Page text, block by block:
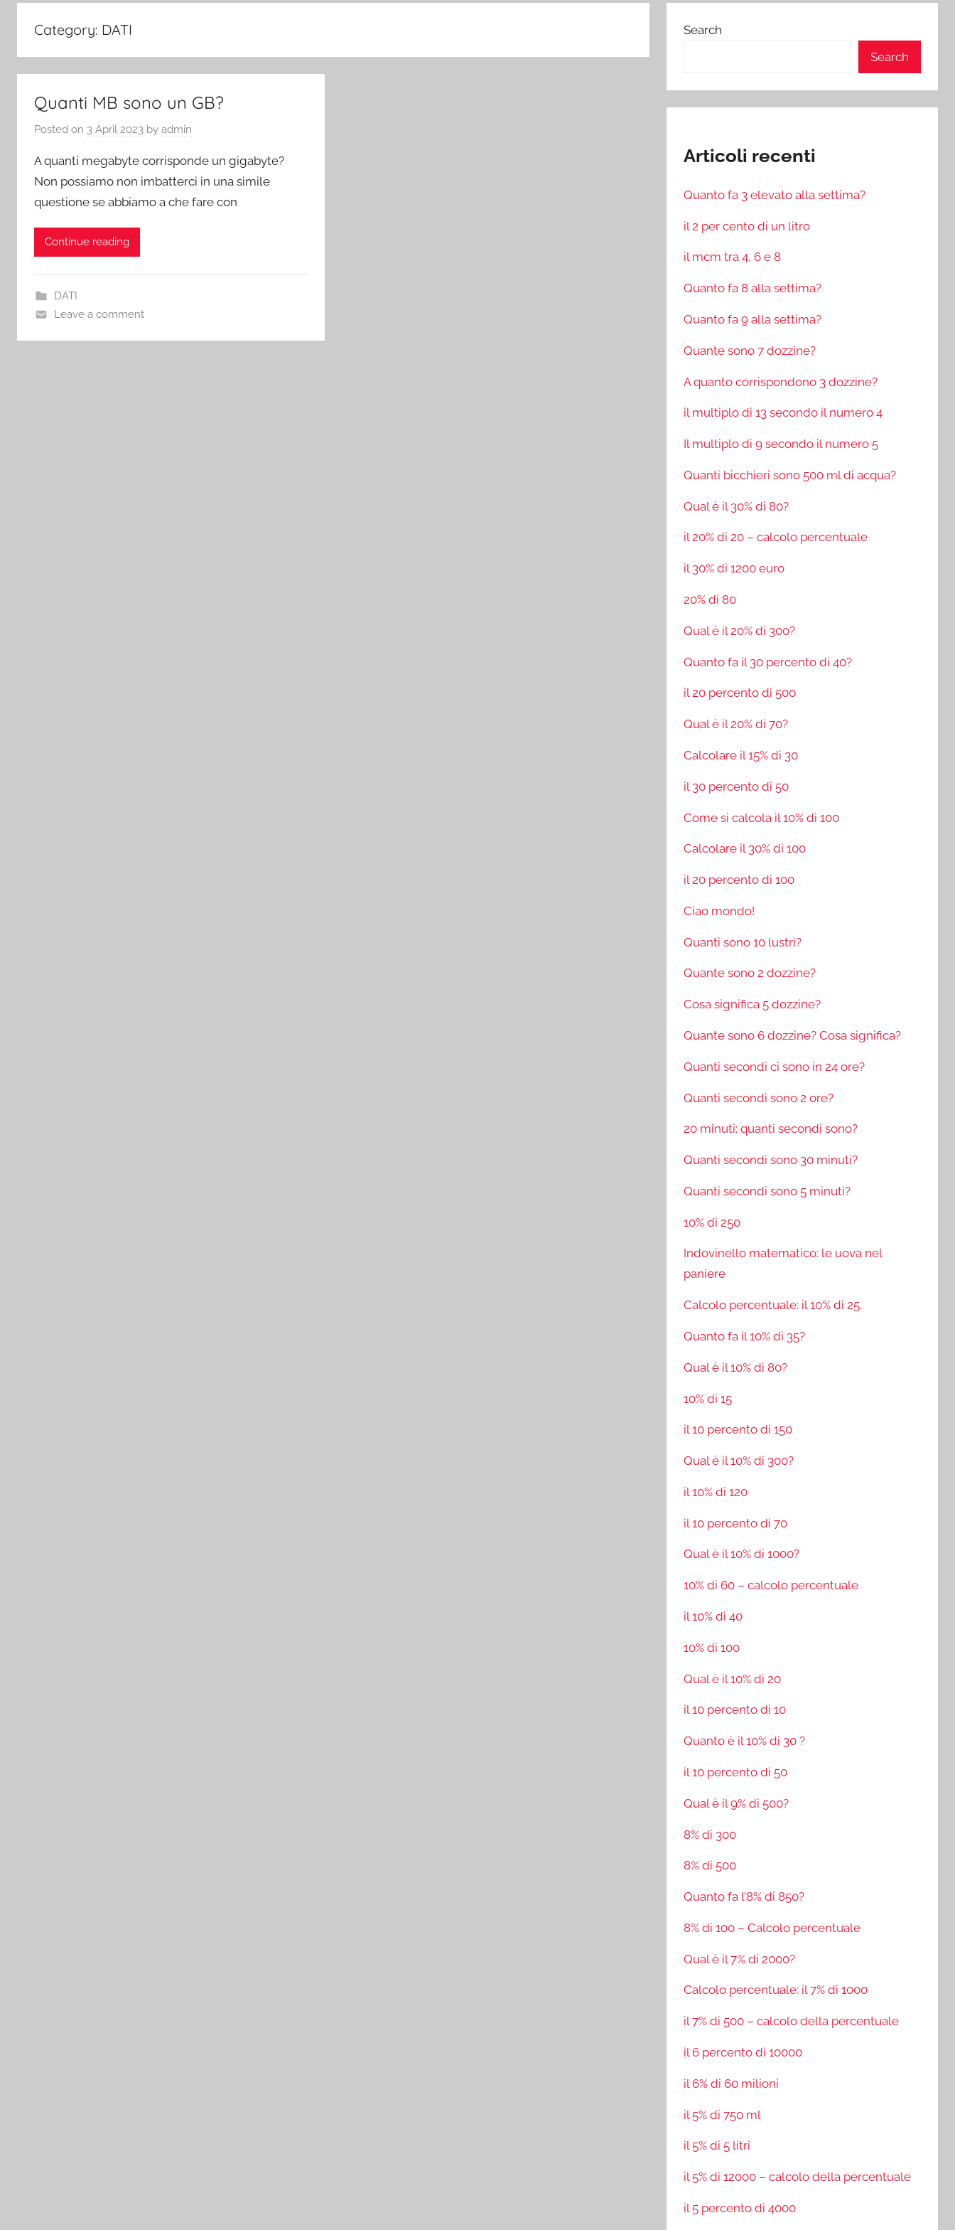
Category: DATI
Quanti MB sono un GB?
Posted on 3 April 2023 by admin
A quanti megabyte corrisponde un gigabyte?
Non possiamo non imbatterci in una simile
questione se abbiamo a che fare con
Continue reading
DATI
Leave a comment
Search
Search
Articoli recenti
Quanto fa 3 elevato alla settima?
il 2 per cento di un litro
il mcm tra 4, 6 e 8
Quanto fa 8 alla settima?
Quanto fa 9 alla settima?
Quante sono 7 dozzine?
A quanto corrispondono 3 dozzine?
il multiplo di 13 secondo il numero 4
Il multiplo di 9 secondo il numero 5
Quanti bicchieri sono 500 ml di acqua?
Qual è il 30% di 80?
il 20% di 20 – calcolo percentuale
il 30% di 1200 euro
20% di 80
Qual è il 20% di 300?
Quanto fa il 30 percento di 40?
il 20 percento di 500
Qual è il 20% di 70?
Calcolare il 15% di 30
il 30 percento di 50
Come si calcola il 10% di 100
Calcolare il 30% di 100
il 20 percento di 100
Ciao mondo!
Quanti sono 10 lustri?
Quante sono 2 dozzine?
Cosa significa 5 dozzine?
Quante sono 6 dozzine? Cosa significa?
Quanti secondi ci sono in 24 ore?
Quanti secondi sono 2 ore?
20 minuti: quanti secondi sono?
Quanti secondi sono 30 minuti?
Quanti secondi sono 5 minuti?
10% di 250
Indovinello matematico: le uova nel
paniere
Calcolo percentuale: il 10% di 25.
Quanto fa il 10% di 35?
Qual è il 10% di 80?
10% di 15
il 10 percento di 150
Qual è il 10% di 300?
il 10% di 120
il 10 percento di 70
Qual è il 10% di 1000?
10% di 60 – calcolo percentuale
il 10% di 40
10% di 100
Qual è il 10% di 20
il 10 percento di 10
Quanto è il 10% di 30 ?
il 10 percento di 50
Qual è il 9% di 500?
8% di 300
8% di 500
Quanto fa l’8% di 850?
8% di 100 – Calcolo percentuale
Qual è il 7% di 2000?
Calcolo percentuale: il 7% di 1000
il 7% di 500 – calcolo della percentuale
il 6 percento di 10000
il 6% di 60 milioni
il 5% di 750 ml
il 5% di 5 litri
il 5% di 12000 – calcolo della percentuale
il 5 percento di 4000